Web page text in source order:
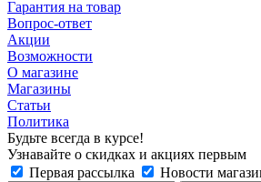
Гарантия на товар
Вопрос-ответ
Акции
Возможности
О магазине
Магазины
Статьи
Политика
Будьте всегда в курсе!
Узнавайте о скидках и акциях первым
Первая рассылка
Новости